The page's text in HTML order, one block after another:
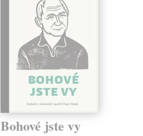
Bohové jste vy